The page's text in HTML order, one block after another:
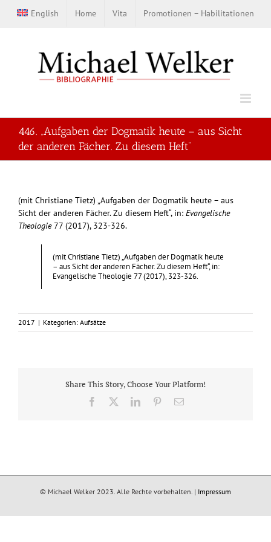
Inhalt
English Home Vita Promotionen – Habilitationen
446. „Aufgaben der Dogmatik heute – aus Sicht
der anderen Fächer. Zu diesem Heft“
(mit Christiane Tietz) „Aufgaben der Dogmatik heute – aus
Sicht der anderen Fächer. Zu diesem Heft“, in: Evangelische
Theologie77 (2017), 323-326.
(mit Christiane Tietz) „Aufgaben der Dogmatik heute
– aus Sicht der anderen Fächer. Zu diesem Heft“, in:
Evangelische Theologie 77 (2017), 323-326.
2017 | Kategorien: Aufsätze
Share This Story, Choose Your Platform!
Facebook LinkedInPinterest
E-
© Michael Welker 2023. Alle Rechte vorbehalten. | Impressum